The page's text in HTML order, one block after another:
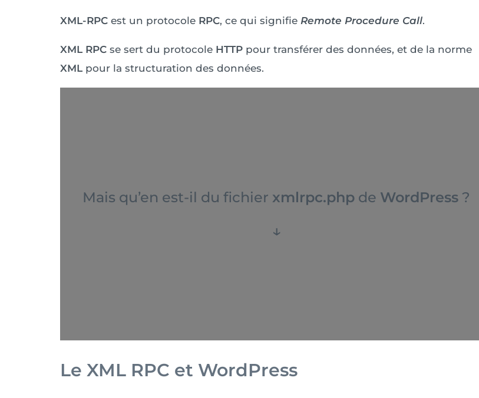
XML-RPC est un protocole RPC, ce qui signifie Remote Procedure Call.
XML RPC se sert du protocole HTTP pour transférer des données, et de la norme
XML pour la structuration des données.
Mais qu’en est-il du fichier xmlrpc.php de WordPress ?
↓
Le XML RPC et WordPress